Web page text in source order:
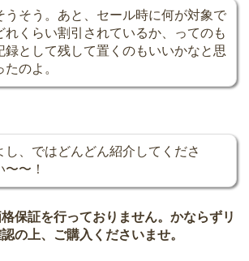
うそう。あと、セール時に何が対象で
れくらい割引されているか、ってのも
録として残して置くのもいいかなと思
たのよ。
し、ではどんどん紹介してくださ
〜〜！
保証を行っておりません。かならずリ
の上、ご購入くださいませ。